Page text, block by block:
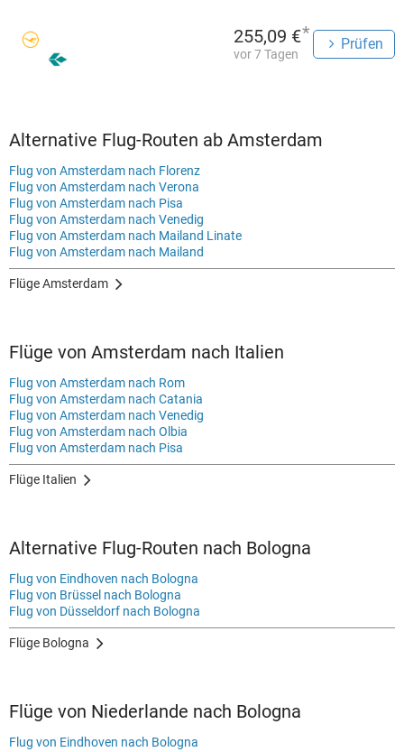
255,09 €*
vor 7 Tagen
Prüfen
Alternative Flug-Routen ab Amsterdam
Flug von Amsterdam nach Florenz
Flug von Amsterdam nach Verona
Flug von Amsterdam nach Pisa
Flug von Amsterdam nach Venedig
Flug von Amsterdam nach Mailand Linate
Flug von Amsterdam nach Mailand
Flüge Amsterdam
Flüge von Amsterdam nach Italien
Flug von Amsterdam nach Rom
Flug von Amsterdam nach Catania
Flug von Amsterdam nach Venedig
Flug von Amsterdam nach Olbia
Flug von Amsterdam nach Pisa
Flüge Italien
Alternative Flug-Routen nach Bologna
Flug von Eindhoven nach Bologna
Flug von Brüssel nach Bologna
Flug von Düsseldorf nach Bologna
Flüge Bologna
Flüge von Niederlande nach Bologna
Flug von Eindhoven nach Bologna